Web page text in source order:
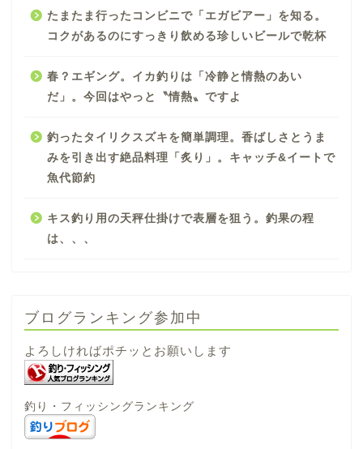
たまたま行ったコンビニで「エガビアー」を知る。
コクがあるのにすっきり飲める珍しいビールで乾杯
春？エギング。イカ釣りは「冷静と情熱のあい
だ」。今回はやっと〝情熱〟ですよ
釣ったタイリクスズキを簡単調理。香ばしさとうま
みを引き出す絶品料理「炙り」。キャッチ&イートで
魚代節約
キス釣り用の天秤仕掛けで表層を狙う。釣果の程
は、、、
ブログランキング参加中
よろしければポチッとお願いします
釣り・フィッシングランキング